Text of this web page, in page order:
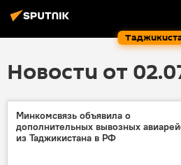
Новости от
Минкомсвязь объявила о
дополнительных вывозных
из Таджикистана в РФ